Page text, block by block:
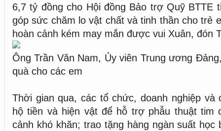
6,7 tỷ đồng cho Hội đồng Bảo trợ Quỹ BTTE
góp sức chăm lo vật chất và tinh thần cho trẻ
hoàn cảnh kém may mắn được vui Xuân, đón
Ông Trần Văn Nam, Ủy viên Trung ương
quà cho các em
Thời gian qua, các tổ chức, doanh nghiệp và
hộ tiền và hiện vật để hỗ trợ phẫu thuật tim
cảnh khó khăn; trao tặng hàng ngàn suất học